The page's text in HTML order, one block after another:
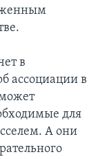
в
ассоциации в
для
А они